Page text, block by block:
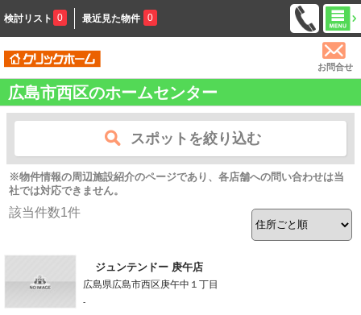
検討リスト 0 最近見た物件 0
お問合せ
広島市西区のホームセンター
スポットを絞り込む
※物件情報の周辺施設紹介のページであり、各店舗への問い合わせは当
社では対応できません。
該当件数1件
ジュンテンドー 庚午店
広島県広島市西区庚午中１丁目
-